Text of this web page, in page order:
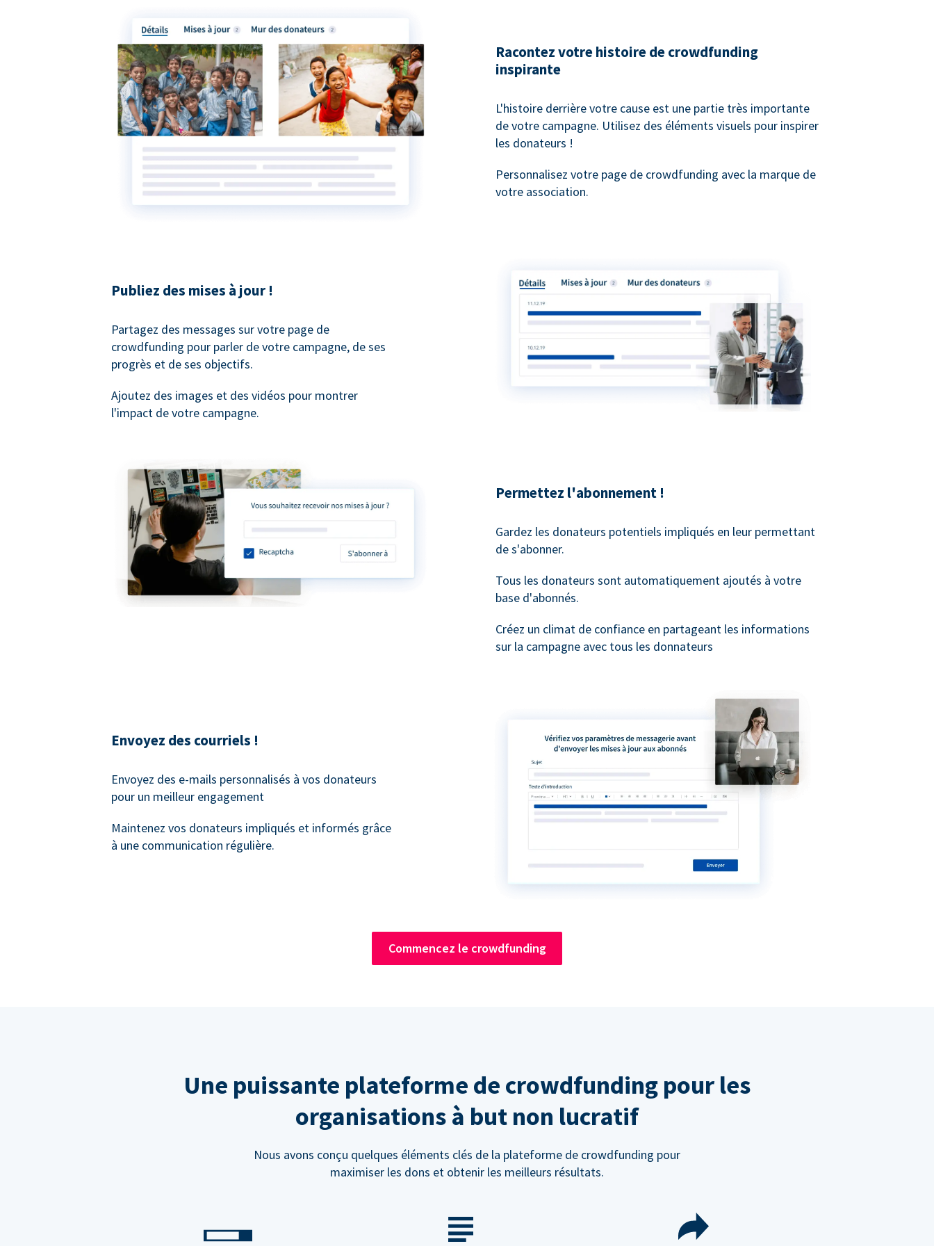
Racontez votre histoire de crowdfunding
inspirante
L'histoire derrière votre cause est une partie très importante
de votre campagne. Utilisez des éléments visuels pour inspirer
les donateurs !
Personnalisez votre page de crowdfunding avec la marque de
votre association.
Publiez des mises à jour !
Partagez des messages sur votre page de
crowdfunding pour parler de votre campagne, de ses
progrès et de ses objectifs.
Ajoutez des images et des vidéos pour montrer
l'impact de votre campagne.
Permettez l'abonnement !
Gardez les donateurs potentiels impliqués en leur permettant
de s'abonner.
Tous les donateurs sont automatiquement ajoutés à votre
base d'abonnés.
Créez un climat de confiance en partageant les informations
sur la campagne avec tous les donnateurs
Envoyez des courriels !
Envoyez des e-mails personnalisés à vos donateurs
pour un meilleur engagement
Maintenez vos donateurs impliqués et informés grâce
à une communication régulière.
Commencez le crowdfunding
Une puissante plateforme de crowdfunding pour les
organisations à but non lucratif
Nous avons conçu quelques éléments clés de la plateforme de crowdfunding pour
maximiser les dons et obtenir les meilleurs résultats.